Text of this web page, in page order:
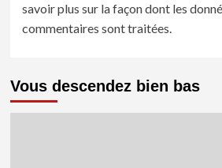
savoir plus sur la façon dont les
commentaires sont traitées.
Vous descendez bien bas